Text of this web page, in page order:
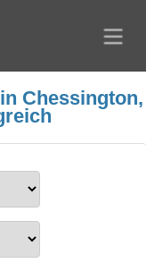
Chessington,